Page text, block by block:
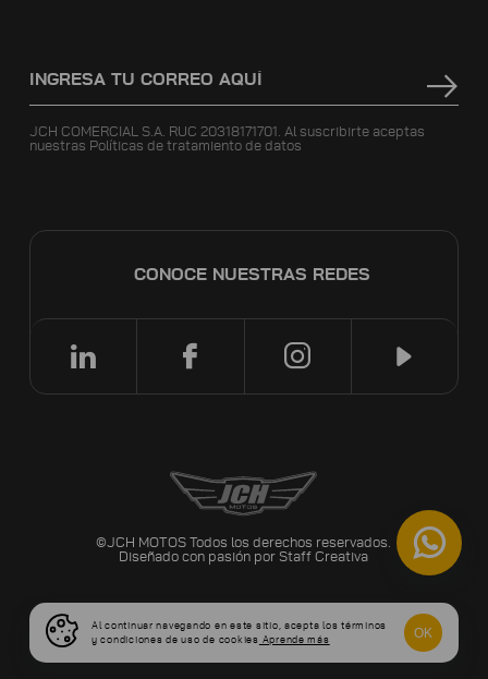
Al continuar navegando en este sitio, acepta los términos
y condiciones de uso de cookies Aprende más OK
JCH COMERCIAL S.A. RUC 20318171701. Al suscribirte aceptas
nuestras Políticas de tratamiento de datos
CONOCE NUESTRAS REDES
©JCH MOTOS Todos los derechos reservados.
Diseñado con pasión por Staff Creativa